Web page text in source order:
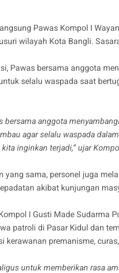
Pawas Kompol I
wilayah Kota Bangli.
Pawas bersama anggota
selalu waspada saat
bersama anggota
agar selalu waspada
inginkan terjadi,” ujar
yang sama, personel juga
akibat kunjungan
I Gusti Made Sudarma
patroli di Pasar Kidul dan
kerawanan premanisme,
untuk memberikan rasa